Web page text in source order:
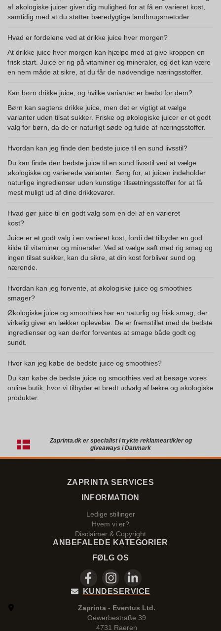
af økologiske juicer giver dig mulighed for at få en varieret kost,
samtidig med at du støtter bæredygtige landbrugsmetoder.
Hvad er fordelene ved at drikke juice hver morgen?
At drikke juice hver morgen kan hjælpe med at give kroppen en
frisk start. Juice er rig på vitaminer og mineraler, og det kan være
en nem måde at sikre, at du får de nødvendige næringsstoffer.
Kan børn drikke juice, og hvilke varianter er bedst for dem?
Børn kan sagtens drikke juice, men det er vigtigt at vælge
varianter uden tilsat sukker. Friske og økologiske juicer er et godt
valg for børn, da de er naturligt søde og fulde af næringsstoffer.
Hvordan kan jeg finde den bedste juice til en sund livsstil?
Du kan finde den bedste juice til en sund livsstil ved at vælge
økologiske og varierede varianter. Sørg for, at juicen indeholder
naturlige ingredienser uden kunstige tilsætningsstoffer for at få
mest muligt ud af dine drikkevarer.
Hvad gør juice til en godt valg som en del af en varieret
kost?
Juice er et godt valg i en varieret kost, fordi det tilbyder en god
kilde til vitaminer og mineraler. Ved at vælge saft med rig smag og
ingen tilsat sukker, kan du sikre, at din kost forbliver sund og
nærende.
Hvordan kan jeg forvente, at økologiske juice og smoothies
smager?
Økologiske juice og smoothies har en naturlig og frisk smag, der
virkelig giver en lækker oplevelse. De er fremstillet med de bedste
ingredienser og kan derfor forventes at smage både godt og
sundt.
Hvor kan jeg købe de bedste juice og smoothies?
Du kan købe de bedste juice og smoothies ved at besøge vores
online butik, hvor vi tilbyder et bredt udvalg af lækre og økologiske
produkter.
Zaprinta.dk er specialist i trykte reklameartikler og
giveaways i Danmark
ZAPRINTA SERVICES
INFORMATION
Ledige stillinger
Hvem vi er?
Disclaimer & Copyright
ANBEFALEDE KATEGORIER
FØLG OS
KUNDESERVICE
Zaprinta - Eventus Ltd.
Gewerbestraße 39
4731 Raeren